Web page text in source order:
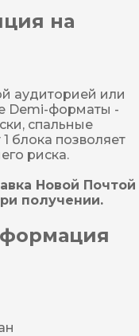
на
аудиторией или
Demi-форматы -
спальные
блока позволяет
риска.
Новой Почтой
получении.